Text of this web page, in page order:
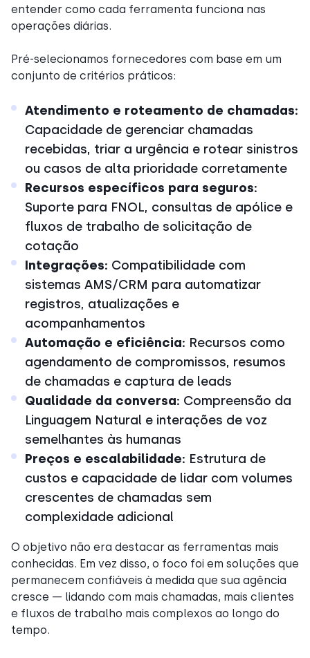
entender como cada ferramenta funciona nas
operações diárias.
Pré-selecionamos fornecedores com base em um
conjunto de critérios práticos:
Atendimento e roteamento de chamadas:
Capacidade de gerenciar chamadas
recebidas, triar a urgência e rotear sinistros
ou casos de alta prioridade corretamente
Recursos específicos para seguros:
Suporte para FNOL, consultas de apólice e
fluxos de trabalho de solicitação de
cotação
Integrações: Compatibilidade com
sistemas AMS/CRM para automatizar
registros, atualizações e
acompanhamentos
Automação e eficiência: Recursos como
agendamento de compromissos, resumos
de chamadas e captura de leads
Qualidade da conversa: Compreensão da
Linguagem Natural e interações de voz
semelhantes às humanas
Preços e escalabilidade: Estrutura de
custos e capacidade de lidar com volumes
crescentes de chamadas sem
complexidade adicional
O objetivo não era destacar as ferramentas mais
conhecidas. Em vez disso, o foco foi em soluções que
permanecem confiáveis à medida que sua agência
cresce — lidando com mais chamadas, mais clientes
e fluxos de trabalho mais complexos ao longo do
tempo.